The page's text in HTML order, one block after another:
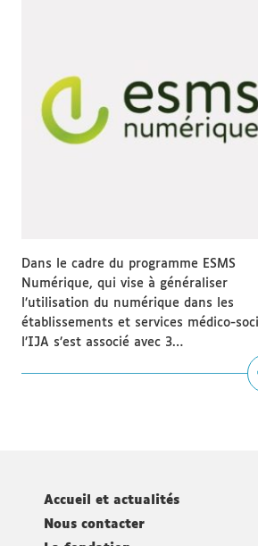
Dans le cadre du programme ESMS
Numérique, qui vise à généraliser
l’utilisation du numérique dans les
établissements et services médico-
l’IJA s’est associé avec 3…
Accueil et actualités
Nous contacter